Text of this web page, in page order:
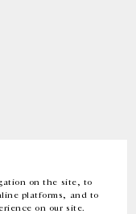
on the site, to
platforms, and to
on our site.